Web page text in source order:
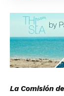
La Comisión